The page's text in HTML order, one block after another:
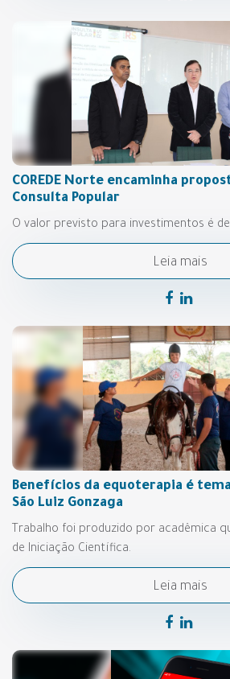
COREDE Norte encaminha
Consulta Popular
O valor previsto para investimentos é de
Leia mais
Benefícios da equoterapia é
São Luiz Gonzaga
Trabalho foi produzido por acadêmica
de Iniciação Científica.
Leia mais